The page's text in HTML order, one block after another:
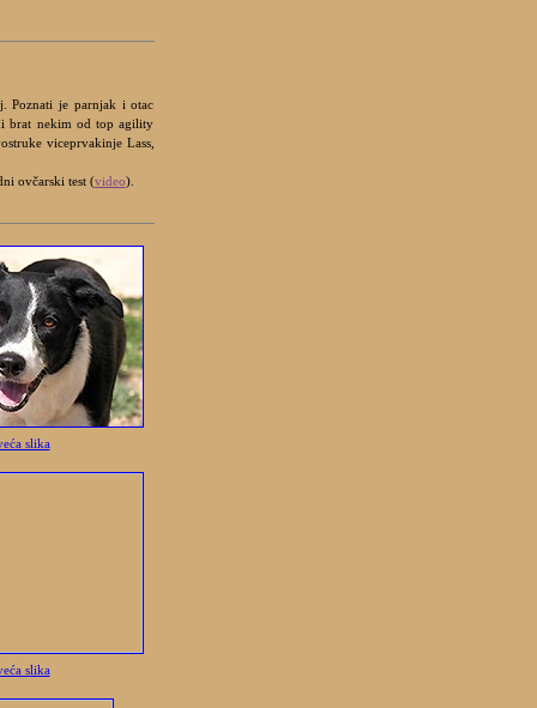
Poznati je parnjak i otac
brat nekim od top agility
viceprvakinje Lass,
ovčarski test (video).
slika
slika